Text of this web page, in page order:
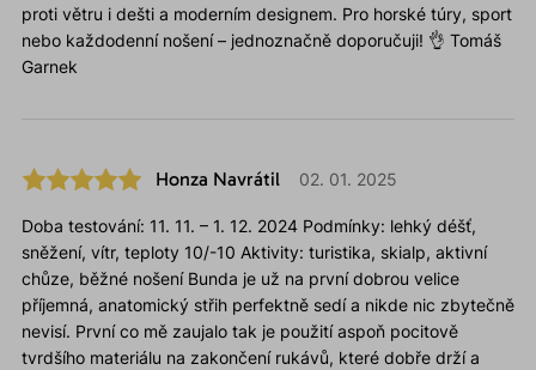
proti větru i dešti a moderním designem. Pro horské túry, sport
nebo každodenní nošení – jednoznačně doporučuji! 👌 Tomáš
Garnek
Honza Navrátil 02. 01. 2025
Doba testování: 11. 11. – 1. 12. 2024 Podmínky: lehký déšť,
sněžení, vítr, teploty 10/-10 Aktivity: turistika, skialp, aktivní
chůze, běžné nošení Bunda je už na první dobrou velice
příjemná, anatomický střih perfektně sedí a nikde nic zbytečně
nevisí. První co mě zaujalo tak je použití aspoň pocitově
tvrdšího materiálu na zakončení rukávů, které dobře drží a